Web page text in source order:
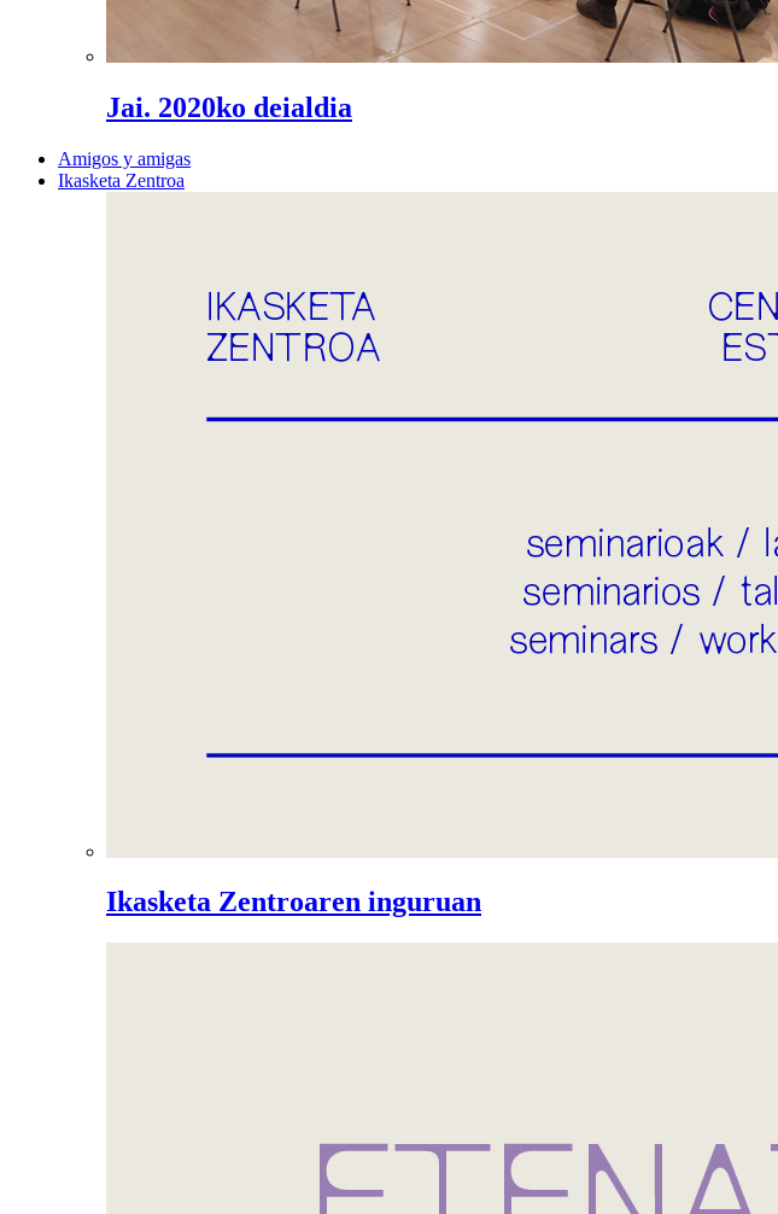
Jai. 2020ko deialdia
Amigos y amigas
Ikasketa Zentroa
Ikasketa Zentroaren inguruan